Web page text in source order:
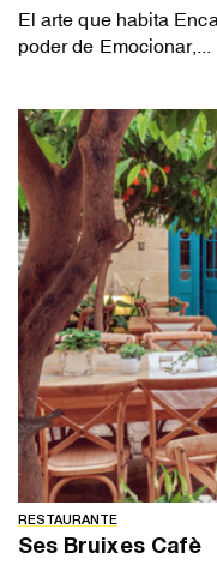
El arte que habita
poder de Emocionar,...
RESTAURANTE
Ses Bruixes Cafè